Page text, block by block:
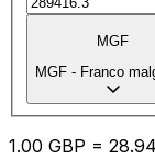
MGF
MGF - Franco
1.00 GBP = 28.94